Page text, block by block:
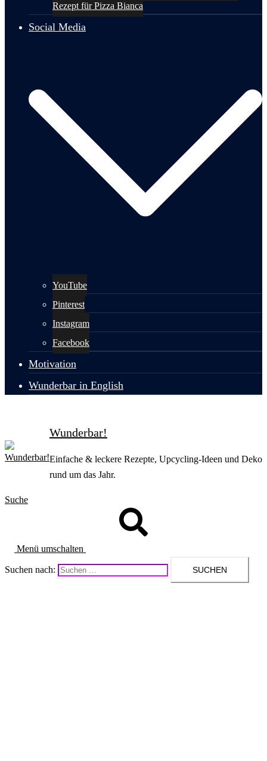
Rezept für Pizza Bianca
Social Media
YouTube
Pinterest
Instagram
Facebook
Motivation
Wunderbar in English
Wunderbar!
Einfache & leckere Rezepte, Upcycling-Ideen und Deko
rund um das Jahr.
Suche
Menü umschalten
Suchen nach: